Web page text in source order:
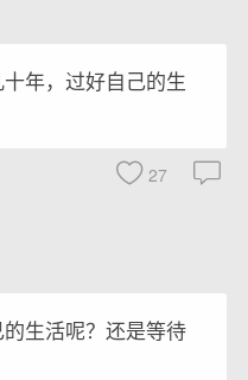
年，过好自己的生
27
生活呢？还是等待